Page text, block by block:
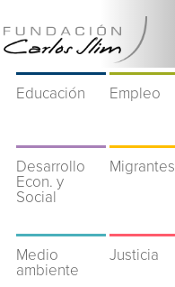
Educación Empleo
Desarrollo
Econ. y
Social
Migrantes
Medio
ambiente
Justicia